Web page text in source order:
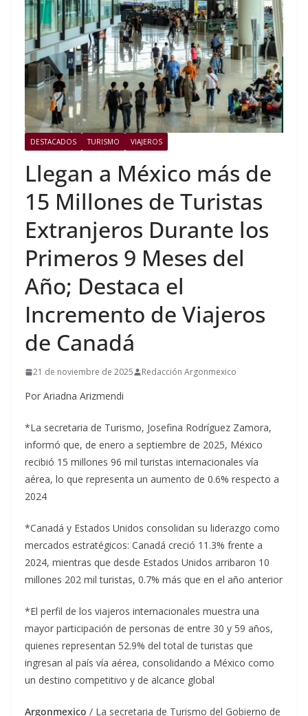
DESTACADOS TURISMO VIAJEROS
Llegan a México más de
15 Millones de Turistas
Extranjeros Durante los
Primeros 9 Meses del
Año; Destaca el
Incremento de Viajeros
de Canadá
21 de noviembre de 2025 Redacción Argonmexico
Por Ariadna Arizmendi
*La secretaria de Turismo, Josefina Rodríguez Zamora,
informó que, de enero a septiembre de 2025, México
recibió 15 millones 96 mil turistas internacionales vía
aérea, lo que representa un aumento de 0.6% respecto a
2024
*Canadá y Estados Unidos consolidan su liderazgo como
mercados estratégicos: Canadá creció 11.3% frente a
2024, mientras que desde Estados Unidos arribaron 10
millones 202 mil turistas, 0.7% más que en el año anterior
*El perfil de los viajeros internacionales muestra una
mayor participación de personas de entre 30 y 59 años,
quienes representan 52.9% del total de turistas que
ingresan al país vía aérea, consolidando a México como
un destino competitivo y de alcance global
Argonmexico / La secretaria de Turismo del Gobierno de